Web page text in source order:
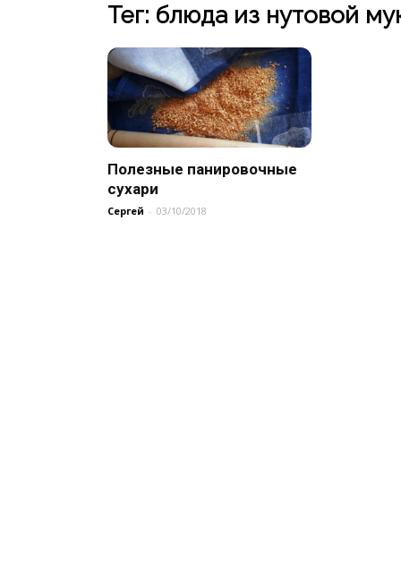
Тег: блюда из нутовой
Полезные панировочные
сухари
Сергей - 03/10/2018